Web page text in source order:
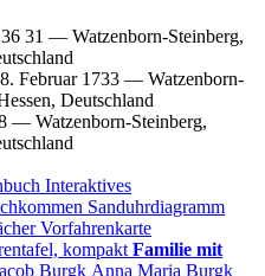
36 31 — Watzenborn-Steinberg,
Februar 1733 — Watzenborn-
Deutschland
— Watzenborn-Steinberg,
Interaktives
Sanduhrdiagramm
Vorfahrenkarte
kompakt Familie mit
Burgk Anna Maria Burgk